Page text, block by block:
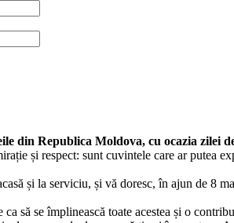
din Republica Moldova, cu ocazia zilei
și respect: sunt cuvintele care ar putea
și la serviciu, și vă doresc, în ajun de 8
să se împlinească toate acestea și o